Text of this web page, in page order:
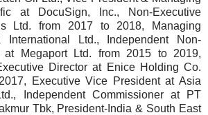
at DocuSign, Inc., Non-Executive
Ltd. from 2017 to 2018, Managing
International Ltd., Independent Non-
at Megaport Ltd. from 2015 to 2019,
Director at Enice Holding Co.
Executive Vice President at Asia
Independent Commissioner at PT
Tbk, President-India & South East